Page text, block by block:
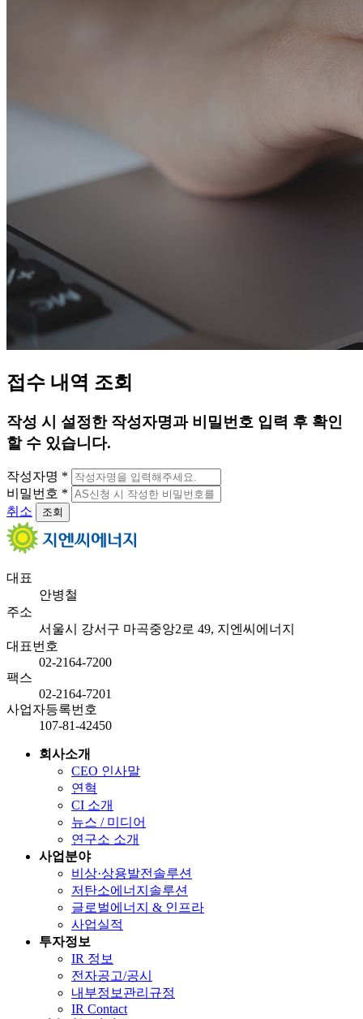
접 수 내 역 조회
작성 시 설정한 작성자명과 비밀번호 입력 후 확인
할 수 있습니다.
작성자명 *
비밀번호 *
취소
조회
대표
안병철
주소
서울시 강서구 마곡중앙2로 49, 지엔씨에너지
대표번호
02-2164-7200
팩스
02-2164-7201
사업자등록번호
107-81-42450
회사소개
CEO 인사말
연혁
CI 소개
뉴스 / 미디어
연구소 소개
사업분야
비상·상용발전솔루션
저탄소에너지솔루션
글로벌에너지 & 인프라
사업실적
투자정보
IR 정보
전자공고/공시
내부정보관리규정
IR Contact